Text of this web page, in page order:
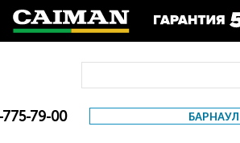
79-00 БАРНАУЛ